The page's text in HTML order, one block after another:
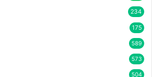
234
175
589
573
504